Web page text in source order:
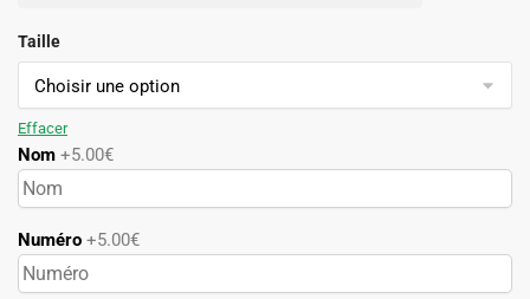
99.90€.49.90€.
Taille
Effacer
Nom +5.00€
Numéro +5.00€